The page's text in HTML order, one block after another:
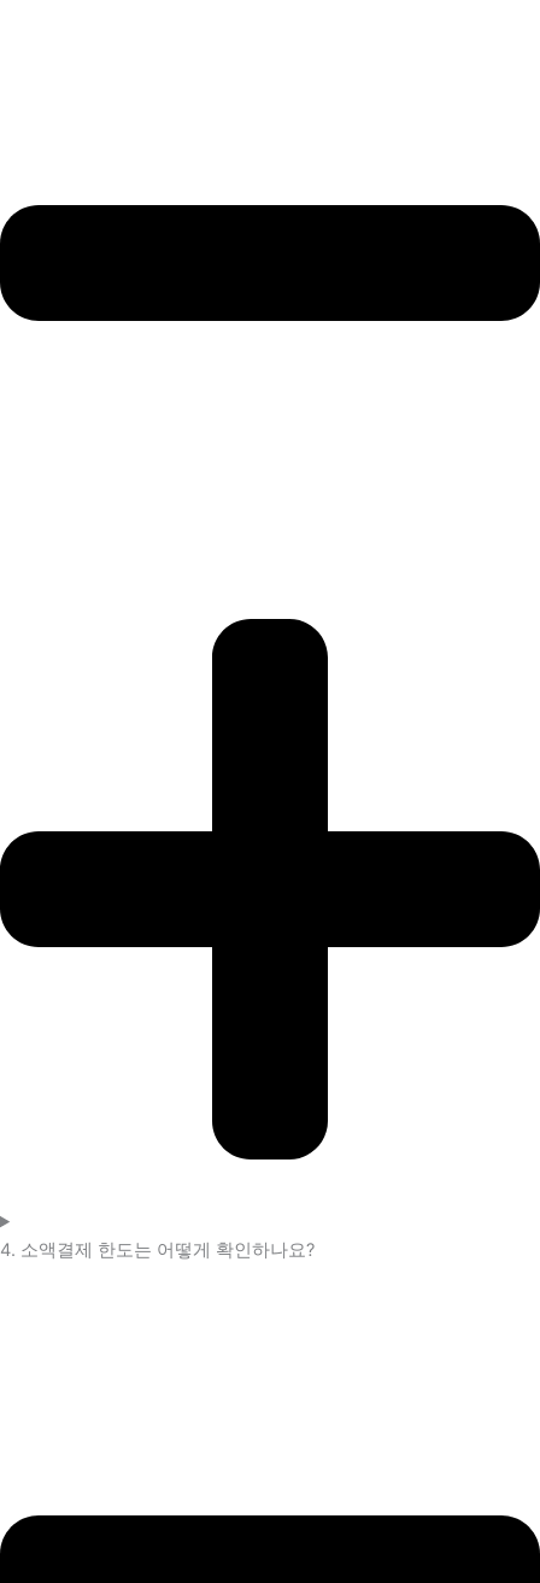
4. 소액결제 한도는 어떻게 확인하나요?